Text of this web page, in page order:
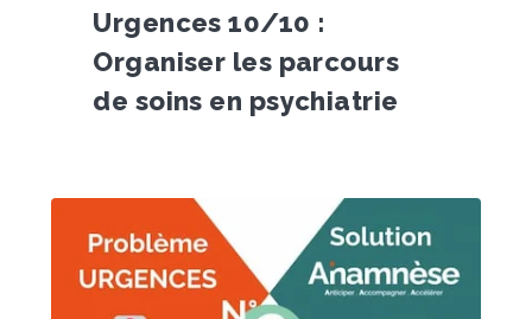
Urgences 10/10 :
Organiser les parcours
de soins en psychiatrie